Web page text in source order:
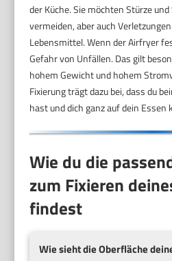
der Küche. Sie möchten Stürze
vermeiden, aber auch
Lebensmittel. Wenn der Airfryer
Gefahr von Unfällen. Das gilt
hohem Gewicht und hohem
Fixierung trägt dazu bei, dass du
hast und dich ganz auf dein
Wie du die
zum Fixieren
findest
Wie sieht die Oberfläche